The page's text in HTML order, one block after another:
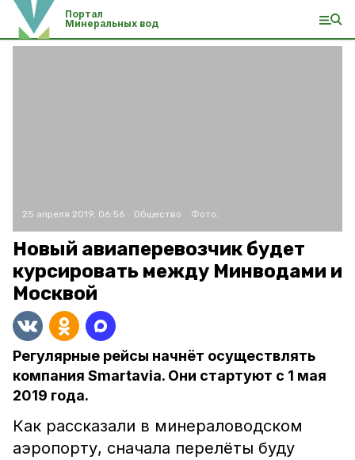
Портал
Минеральных вод
25 апреля 2019, 06:56 Общество Фото:
Новый авиаперевозчик будет
курсировать между Минводами и
Москвой
Регулярные рейсы начнёт осуществлять
компания Smartavia. Они стартуют с 1 мая
2019 года.
Как рассказали в минераловодском
аэропорту, сначала перелёты буду